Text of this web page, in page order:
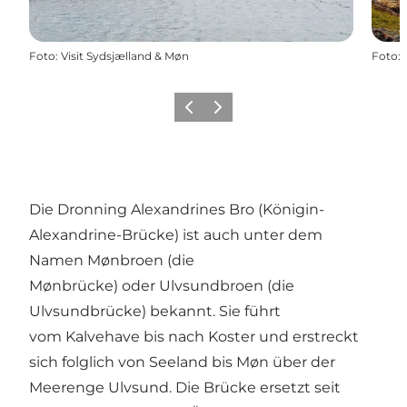
Foto: Visit Sydsjælland & Møn Foto:
ZurückWeiter
Die Dronning Alexandrines Bro (Königin-
Alexandrine-Brücke) ist auch unter dem
Namen Mønbroen (die
Mønbrücke) oder Ulvsundbroen (die
Ulvsundbrücke) bekannt. Sie führt
vom Kalvehave bis nach Koster und erstreckt
sich folglich von Seeland bis Møn über der
Meerenge Ulvsund. Die Brücke ersetzt seit